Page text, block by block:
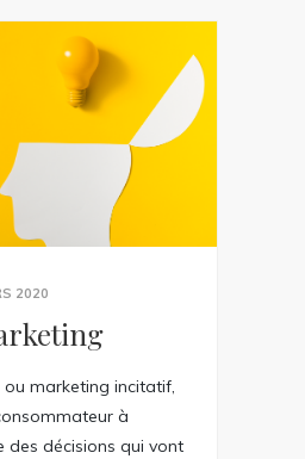
2020
marketing incitatif,
à
des décisions qui vont